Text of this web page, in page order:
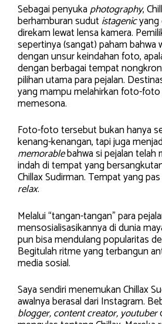
Sebagai penyukaphotography,
berhamburan sudutistagenicyang
direkam lewat lensa kamera.
sepertinya (sangat) paham bahwa
dengan unsur keindahan foto,
dengan berbagai tempat
pilihan utama para pejalan.
yang mampu melahirkan foto-
memesona.
Foto-foto tersebut bukan hanya
kenang-kenangan, tapi juga
memorablebahwa si pejalan telah
indah di tempat yang
Chillax Sudirman. Tempat yang
relax.
Melalui “tangan-tangan” para
mensosialisasikannya di dunia
pun bisa mendulang popularitas
Begitulah ritme yang terbangun
media sosial.
Saya sendiri menemukan Chillax
awalnya berasal dari Instagram.
blogger, content creator, youtuber